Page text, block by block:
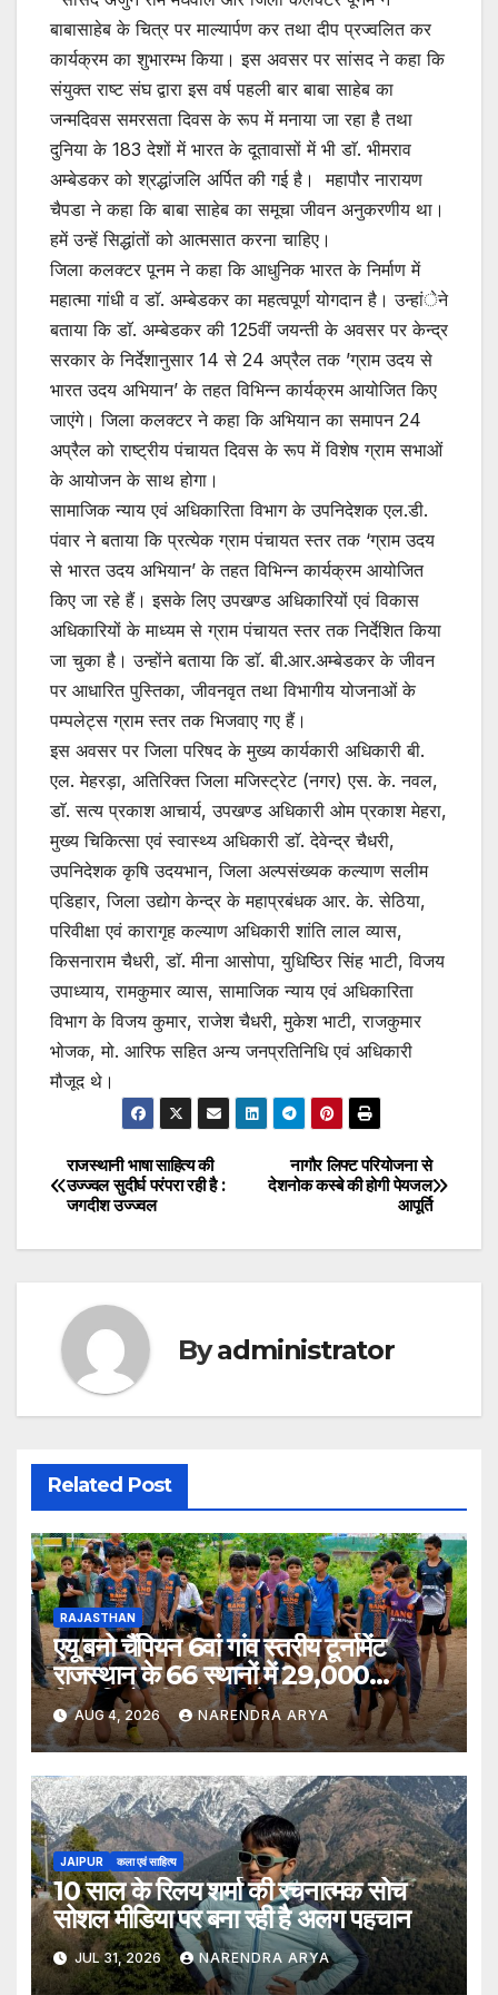
बाबासाहेब के चित्र पर माल्यार्पण कर तथा दीप प्रज्वलित कर
कार्यक्रम का शुभारम्भ किया। इस अवसर पर सांसद ने कहा कि
संयुक्त राष्ट संघ द्वारा इस वर्ष पहली बार बाबा साहेब का
जन्मदिवस समरसता दिवस के रूप में मनाया जा रहा है तथा
दुनिया के 183 देशों में भारत के दूतावासों में भी डाॅ. भीमराव
अम्बेडकर को श्रद्धांजलि अर्पित की गई है। महापौर नारायण
चैपडा ने कहा कि बाबा साहेब का समूचा जीवन अनुकरणीय था।
हमें उन्हें सिद्धांतों को आत्मसात करना चाहिए।
जिला कलक्टर पूनम ने कहा कि आधुनिक भारत के निर्माण में
महात्मा गांधी व डाॅ. अम्बेडकर का महत्वपूर्ण योगदान है। उन्हांेने
बताया कि डाॅ. अम्बेडकर की 125वीं जयन्ती के अवसर पर केन्द्र
सरकार के निर्देशानुसार 14 से 24 अप्रैल तक ’ग्राम उदय से
भारत उदय अभियान’ के तहत विभिन्न कार्यक्रम आयोजित किए
जाएंगे। जिला कलक्टर ने कहा कि अभियान का समापन 24
अप्रैल को राष्ट्रीय पंचायत दिवस के रूप में विशेष ग्राम सभाओं
के आयोजन के साथ होगा।
सामाजिक न्याय एवं अधिकारिता विभाग के उपनिदेशक एल.डी.
पंवार ने बताया कि प्रत्येक ग्राम पंचायत स्तर तक ‘ग्राम उदय
से भारत उदय अभियान’ के तहत विभिन्न कार्यक्रम आयोजित
किए जा रहे हैं। इसके लिए उपखण्ड अधिकारियों एवं विकास
अधिकारियों के माध्यम से ग्राम पंचायत स्तर तक निर्देशित किया
जा चुका है। उन्होंने बताया कि डाॅ. बी.आर.अम्बेडकर के जीवन
पर आधारित पुस्तिका, जीवनवृत तथा विभागीय योजनाओं के
पम्पलेट्स ग्राम स्तर तक भिजवाए गए हैं।
इस अवसर पर जिला परिषद के मुख्य कार्यकारी अधिकारी बी.
एल. मेहरड़ा, अतिरिक्त जिला मजिस्ट्रेट (नगर) एस. के. नवल,
डाॅ. सत्य प्रकाश आचार्य, उपखण्ड अधिकारी ओम प्रकाश मेहरा,
मुख्य चिकित्सा एवं स्वास्थ्य अधिकारी डाॅ. देवेन्द्र चैधरी,
उपनिदेशक कृषि उदयभान, जिला अल्पसंख्यक कल्याण सलीम
पडि़हार, जिला उद्योग केन्द्र के महाप्रबंधक आर. के. सेठिया,
परिवीक्षा एवं कारागृह कल्याण अधिकारी शांति लाल व्यास,
किसनाराम चैधरी, डाॅ. मीना आसोपा, युधिष्ठिर सिंह भाटी, विजय
उपाध्याय, रामकुमार व्यास, सामाजिक न्याय एवं अधिकारिता
विभाग के विजय कुमार, राजेश चैधरी, मुकेश भाटी, राजकुमार
भोजक, मो. आरिफ सहित अन्य जनप्रतिनिधि एवं अधिकारी
मौजूद थे।
Post
navigation
नागौर लिफ्ट परियोजना से
देशनोक कस्बे की होगी पेयजल
आपूर्ति
राजस्थानी भाषा साहित्य की
उज्ज्वल सुदीर्घ परंपरा रही है :
जगदीश उज्ज्वल
Byadministrator
Related Post
RAJASTHAN
एयू बनो चैंपियन 6वां गांव स्तरीय टूर्नामेंट
राजस्थान के 66 स्थानों में 29,000
खिलाड़ियों की भागीदारी के साथ संपन्न हुआ
AUG 4, 2026 NARENDRA ARYA
JAIPUR कला एवं साहित्य
10 साल के रिलय शर्मा की रचनात्मक सोच
सोशल मीडिया पर बना रही है अलग पहचान
JUL 31, 2026 NARENDRA ARYA